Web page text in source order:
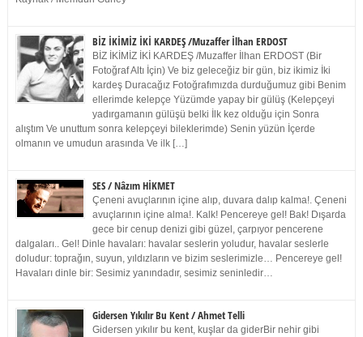
BİZ İKİMİZ İKİ KARDEŞ /Muzaffer İlhan ERDOST
BİZ İKİMİZ İKİ KARDEŞ /Muzaffer İlhan ERDOST (Bir
Fotoğraf Altı İçin) Ve biz geleceğiz bir gün, biz ikimiz İki
kardeş Duracağız Fotoğrafımızda durduğumuz gibi Benim
ellerimde kelepçe Yüzümde yapay bir gülüş (Kelepçeyi
yadırgamanın gülüşü belki İlk kez olduğu için Sonra
alıştım Ve unuttum sonra kelepçeyi bileklerimde) Senin yüzün İçerde
olmanın ve umudun arasında Ve ilk […]
SES / Nâzım HİKMET
Çeneni avuçlarının içine alıp, duvara dalıp kalma!. Çeneni
avuçlarının içine alma!. Kalk! Pencereye gel! Bak! Dışarda
gece bir cenup denizi gibi güzel, çarpıyor pencerene
dalgaları.. Gel! Dinle havaları: havalar seslerin yoludur, havalar seslerle
doludur: toprağın, suyun, yıldızların ve bizim seslerimizle… Pencereye gel!
Havaları dinle bir: Sesimiz yanındadır, sesimiz seninledir…
Gidersen Yıkılır Bu Kent / Ahmet Telli
Gidersen yıkılır bu kent, kuşlar da giderBir nehir gibi